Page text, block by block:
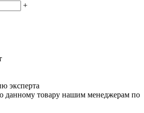
+
эксперта
данному товару нашим менеджерам по